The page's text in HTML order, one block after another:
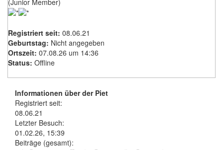
(Junior Member)
Registriert seit: 08.06.21
Geburtstag: Nicht angegeben
Ortszeit: 07.08.26 um 14:36
Status: Offline
Informationen über der Piet
Registriert seit:
08.06.21
Letzter Besuch:
01.02.26, 15:39
Beiträge (gesamt):